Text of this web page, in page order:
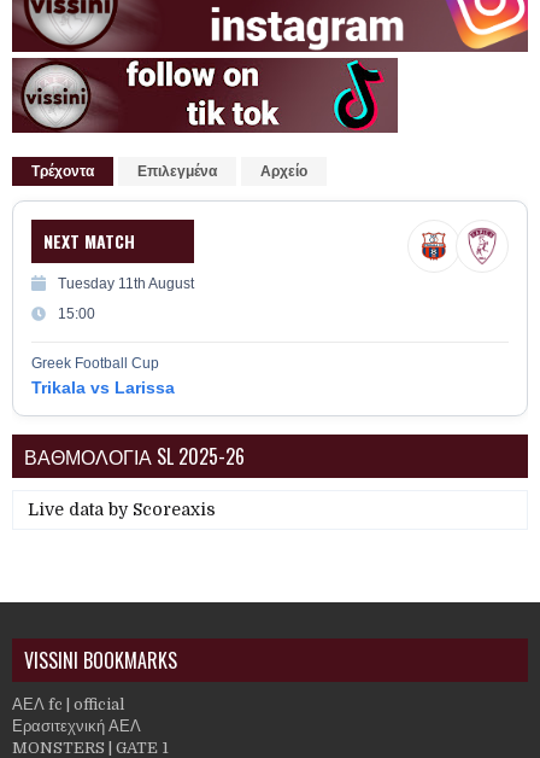
Τρέχοντα Επιλεγμένα Αρχείο
NEXT MATCH
Tuesday 11th August
15:00
Greek Football Cup
Trikala vs Larissa
ΒΑΘΜΟΛΟΓΙΑ SL 2025-26
Live data by Scoreaxis
VISSINI BOOKMARKS
ΑΕΛ fc | official
Ερασιτεχνική ΑΕΛ
MONSTERS | GATE 1